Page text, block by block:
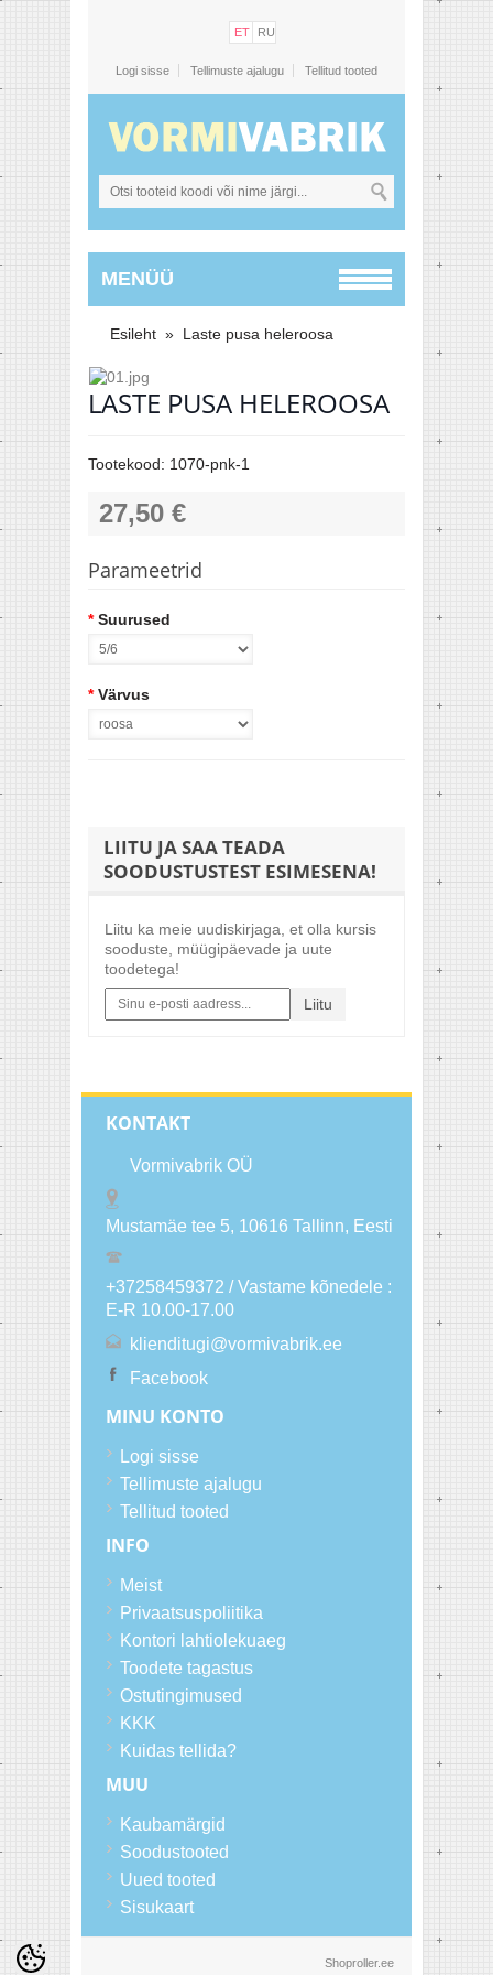
ET RU
Logi sisse Tellimuste ajalugu Tellitud tooted
MENÜÜ
Esileht » Laste pusa heleroosa
LASTE PUSA HELEROOSA
Tootekood: 1070-pnk-1
27,50 €
Parameetrid
* Suurused
* Värvus
LIITU JA SAA TEADA
SOODUSTUSTEST ESIMESENA!
Liitu ka meie uudiskirjaga, et olla kursis
sooduste, müügipäevade ja uute
toodetega!
Liitu
KONTAKT
Vormivabrik OÜ
Mustamäe tee 5, 10616 Tallinn, Eesti
+37258459372 / Vastame kõnedele :
E-R 10.00-17.00
klienditugi@vormivabrik.ee
Facebook
MINU KONTO
Logi sisse
Tellimuste ajalugu
Tellitud tooted
INFO
Meist
Privaatsuspoliitika
Kontori lahtiolekuaeg
Toodete tagastus
Ostutingimused
KKK
Kuidas tellida?
MUU
Kaubamärgid
Soodustooted
Uued tooted
Sisukaart
Shoproller.ee